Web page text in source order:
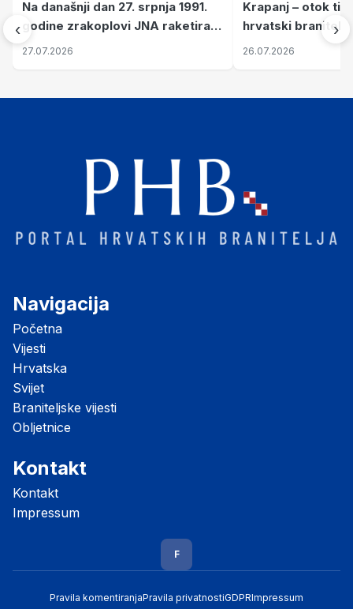
‹
Na današnji dan 27. srpnja 1991.
godine zrakoplovi JNA raketirali
su vojarnu i obučni centar "Nikola
27.07.2026
Krapanj – otok
hrvatski branitelji
pronalaze mir
26.07.2026
›
Navigacija
Početna
Vijesti
Hrvatska
Svijet
Braniteljske vijesti
Obljetnice
Kontakt
Kontakt
Impressum
F
Pravila komentiranjaPravila privatnostiGDPRImpressum